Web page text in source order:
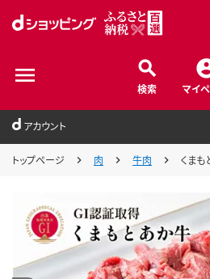
検索 マイ
アカウント
トップページ 肉 牛肉 くま